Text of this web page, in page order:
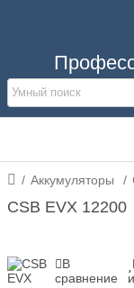
Аккумуляторы
CSB EVX 12200
В
сравнение